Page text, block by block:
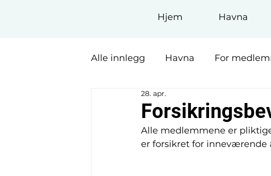
Hjem Havna
Alle innlegg Havna For
28. apr.
Alle medlemmene er
er forsikret for inneværende